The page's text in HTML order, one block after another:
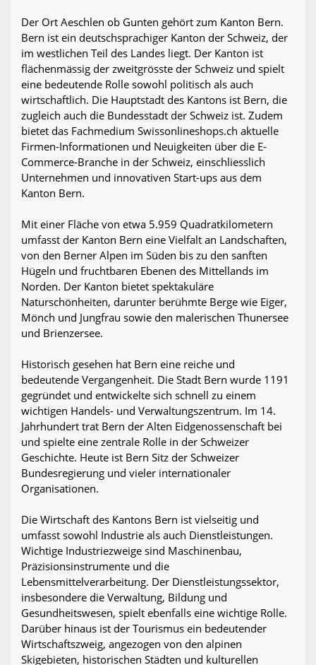
Der Ort Aeschlen ob Gunten gehört zum Kanton Bern.
Bern ist ein deutschsprachiger Kanton der Schweiz, der
im westlichen Teil des Landes liegt. Der Kanton ist
flächenmässig der zweitgrösste der Schweiz und spielt
eine bedeutende Rolle sowohl politisch als auch
wirtschaftlich. Die Hauptstadt des Kantons ist Bern, die
zugleich auch die Bundesstadt der Schweiz ist. Zudem
bietet das Fachmedium Swissonlineshops.ch aktuelle
Firmen-Informationen und Neuigkeiten über die E-
Commerce-Branche in der Schweiz, einschliesslich
Unternehmen und innovativen Start-ups aus dem
Kanton Bern.
Mit einer Fläche von etwa 5.959 Quadratkilometern
umfasst der Kanton Bern eine Vielfalt an Landschaften,
von den Berner Alpen im Süden bis zu den sanften
Hügeln und fruchtbaren Ebenen des Mittellands im
Norden. Der Kanton bietet spektakuläre
Naturschönheiten, darunter berühmte Berge wie Eiger,
Mönch und Jungfrau sowie den malerischen Thunersee
und Brienzersee.
Historisch gesehen hat Bern eine reiche und
bedeutende Vergangenheit. Die Stadt Bern wurde 1191
gegründet und entwickelte sich schnell zu einem
wichtigen Handels- und Verwaltungszentrum. Im 14.
Jahrhundert trat Bern der Alten Eidgenossenschaft bei
und spielte eine zentrale Rolle in der Schweizer
Geschichte. Heute ist Bern Sitz der Schweizer
Bundesregierung und vieler internationaler
Organisationen.
Die Wirtschaft des Kantons Bern ist vielseitig und
umfasst sowohl Industrie als auch Dienstleistungen.
Wichtige Industriezweige sind Maschinenbau,
Präzisionsinstrumente und die
Lebensmittelverarbeitung. Der Dienstleistungssektor,
insbesondere die Verwaltung, Bildung und
Gesundheitswesen, spielt ebenfalls eine wichtige Rolle.
Darüber hinaus ist der Tourismus ein bedeutender
Wirtschaftszweig, angezogen von den alpinen
Skigebieten, historischen Städten und kulturellen